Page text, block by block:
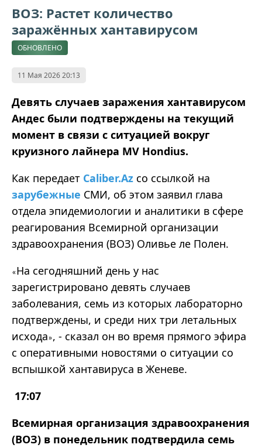
ВОЗ: Растет количество
заражённых хантавирусом
ОБНОВЛЕНО
11 Мая 2026 20:13
Девять случаев заражения хантавирусом
Андес были подтверждены на текущий
момент в связи с ситуацией вокруг
круизного лайнера MV Hondius.
Как передает Caliber.Az со ссылкой на
зарубежные СМИ, об этом заявил глава
отдела эпидемиологии и аналитики в сфере
реагирования Всемирной организации
здравоохранения (ВОЗ) Оливье ле Полен.
«На сегодняшний день у нас
зарегистрировано девять случаев
заболевания, семь из которых лабораторно
подтверждены, и среди них три летальных
исхода», - сказал он во время прямого эфира
с оперативными новостями о ситуации со
вспышкой хантавируса в Женеве.
17:07
Всемирная организация здравоохранения
(ВОЗ) в понедельник подтвердила семь